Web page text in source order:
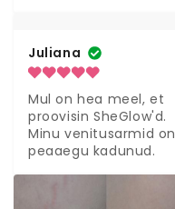
Juliana
Mul on hea meel, et
proovisin SheGlow'd.
Minu venitusarmid on
peaaegu kadunud.